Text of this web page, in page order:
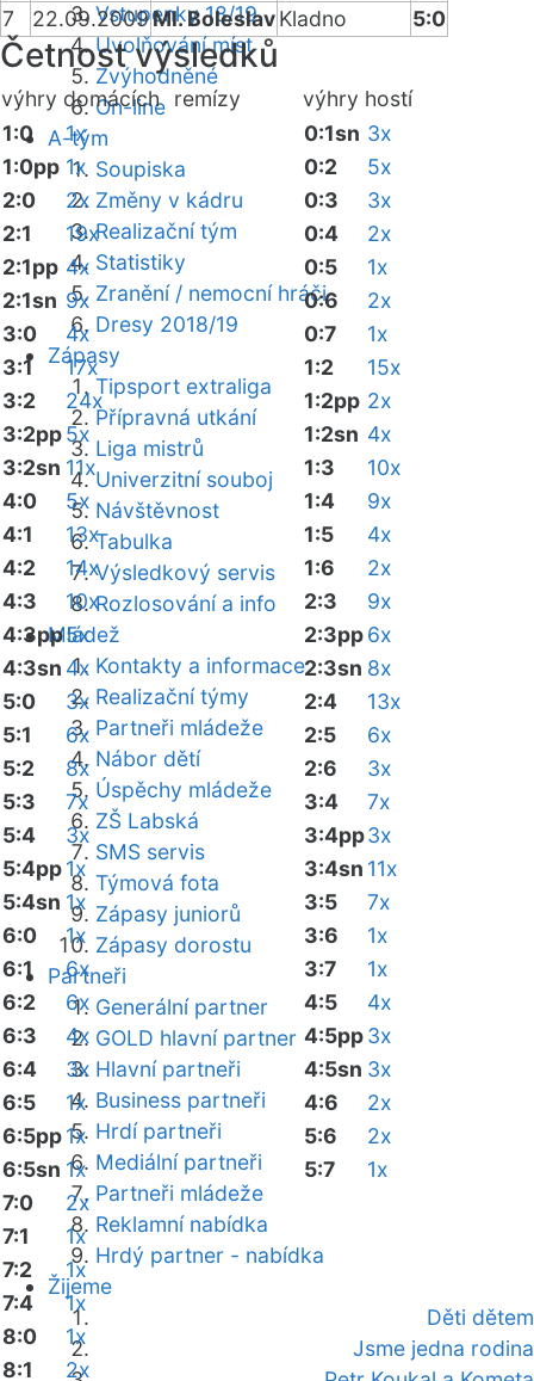
Vstupenky 18/19
Uvolňování míst
Zvýhodněné
On-line
A-tým
Soupiska
Změny v kádru
Realizační tým
Statistiky
Zranění / nemocní hráči
Dresy 2018/19
Zápasy
Tipsport extraliga
Přípravná utkání
Liga mistrů
Univerzitní souboj
Návštěvnost
Tabulka
Výsledkový servis
Rozlosování a info
Mládež
Kontakty a informace
Realizační týmy
Partneři mládeže
Nábor dětí
Úspěchy mládeže
ZŠ Labská
SMS servis
Týmová fota
Zápasy juniorů
Zápasy dorostu
Partneři
Generální partner
GOLD hlavní partner
Hlavní partneři
Business partneři
Hrdí partneři
Mediální partneři
Partneři mládeže
Reklamní nabídka
Hrdý partner - nabídka
Žijeme
Děti dětem
Jsme jedna rodina
7
22.09.2009Ml. BoleslavKladno 5:0
Četnost výsledků
výhry domácích remízy výhry hostí
1:0
1x
1:0pp 1x
2:0
2x
2:1
19x
2:1pp 4x
2:1sn 9x
3:0
4x
3:1
17x
3:2
24x
3:2pp5x
3:2sn 11x
4:0
5x
4:1
13x
4:2
14x
4:3
10x
4:3pp5x
4:3sn 4x
5:0
3x
5:1
6x
5:2
8x
5:3
7x
5:4
3x
5:4pp1x
5:4sn 1x
6:0
1x
6:1
6x
6:2
6x
6:3
4x
6:4
3x
6:5
1x
6:5pp1x
6:5sn 1x
7:0
2x
7:1
1x
7:2
1x
7:4
1x
8:0
1x
8:1
2x
0:1sn 3x
0:2
5x
0:3
3x
0:4
2x
0:5
1x
0:6
2x
0:7
1x
1:2
15x
1:2pp 2x
1:2sn 4x
1:3
10x
1:4
9x
1:5
4x
1:6
2x
2:3
9x
2:3pp6x
2:3sn 8x
2:4
13x
2:5
6x
2:6
3x
3:4
7x
3:4pp3x
3:4sn 11x
3:5
7x
3:6
1x
3:7
1x
4:5
4x
4:5pp3x
4:5sn 3x
4:6
2x
5:6
2x
5:7
1x